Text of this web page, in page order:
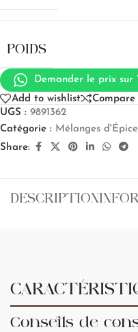
POIDS
Demander le prix sur
Add to wishlist
Compare
UGS : 9891362
Catégorie : Mélanges
Share:
DESCRIPTION
Conseils de